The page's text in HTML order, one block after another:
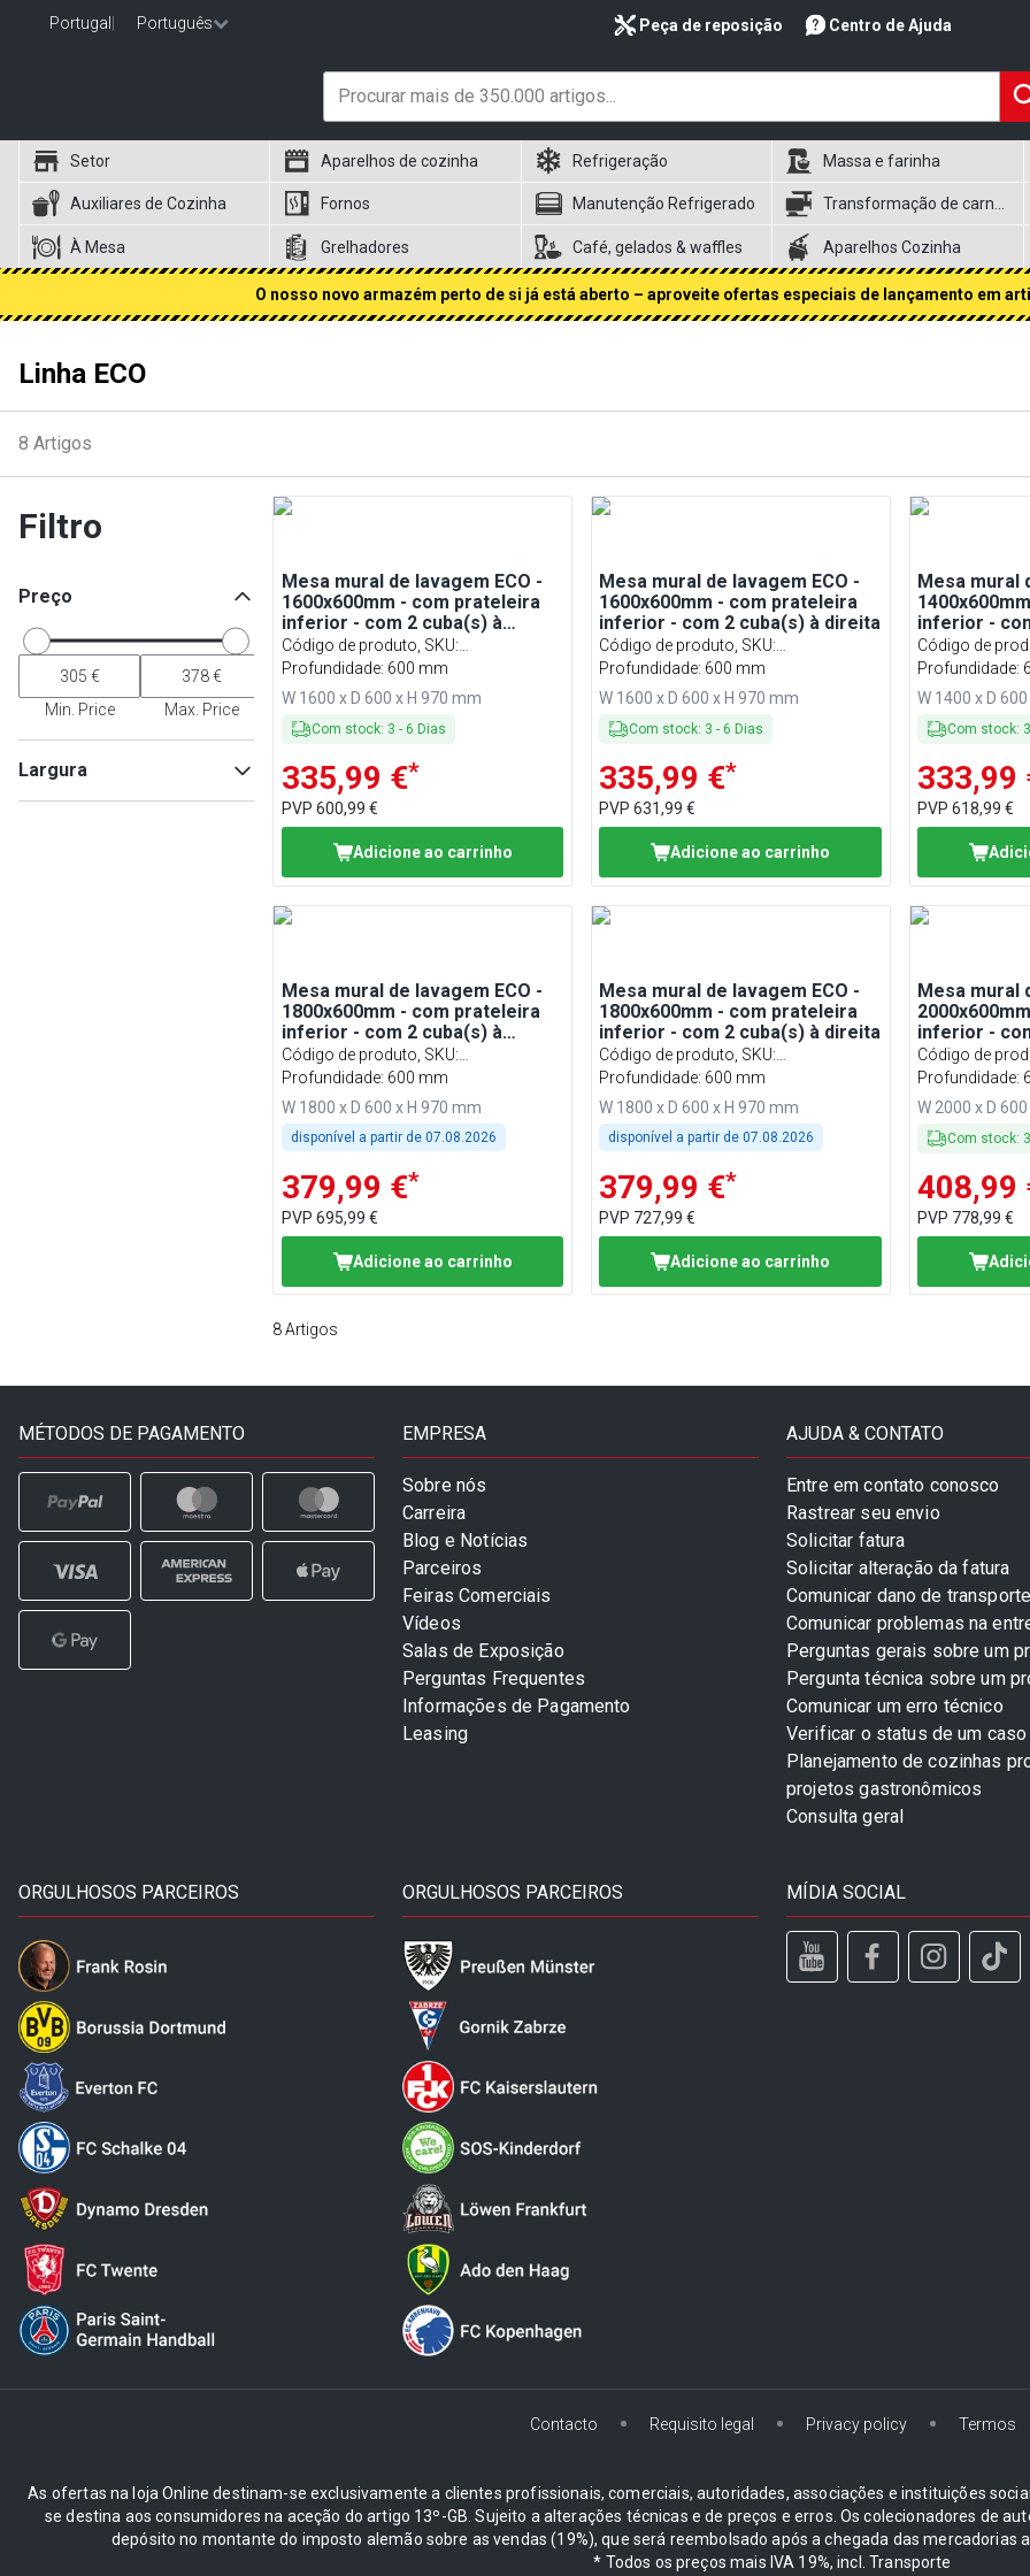
Portugal Português Peça de reposição Centro de Ajuda
Setor Aparelhos de cozinha Refrigeração Massa e farinha
Auxiliares de Cozinha Fornos Manutenção Refrigerado
À Mesa Grelhadores Café, gelados & waffles Aparelhos Cozinha
O nosso novo armazém perto de si já está aberto – aproveite ofertas especiais de lançamento em
Linha ECO
8 Artigos
Filtro
Preço
Min. Price Max. Price
Largura
Mesa mural de lavagem ECO -
1600x600mm - com prateleira
inferior - com 2 cuba(s) à
esquerda
Código de produto, SKU:
STK166BL2#ECO
Profundidade: 600 mm
W 1600 x D 600 x H 970 mm
Com stock: 3 - 6 Dias
335,99 €*
PVP 600,99 €
Adicione ao carrinho
Mesa mural de lavagem ECO -
1600x600mm - com prateleira
inferior - com 2 cuba(s) à direita
Código de produto, SKU:
STK166BR2#ECO
Profundidade: 600 mm
W 1600 x D 600 x H 970 mm
Com stock: 3 - 6 Dias
335,99 €*
PVP631,99 €
Adicione ao carrinho
Mesa mural
inferior -
esquerda
Código de
Profundidade:
W 1400 x D
Com stock: 3
333,99
PVP618,99 €
Mesa mural de lavagem ECO -
1800x600mm - com prateleira
inferior - com 2 cuba(s) à
esquerda
Código de produto, SKU:
STK186BL2#ECO
Profundidade: 600 mm
W 1800 x D 600 x H 970 mm
disponível a partir de 07.08.2026
379,99 €*
PVP 695,99 €
Adicione ao carrinho
Mesa mural de lavagem ECO -
1800x600mm - com prateleira
inferior - com 2 cuba(s) à direita
Código de produto, SKU:
STK186BR2#ECO
Profundidade: 600 mm
W 1800 x D 600 x H 970 mm
disponível a partir de07.08.2026
379,99 €*
PVP 727,99 €
Adicione ao carrinho
Mesa mural
inferior -
esquerda
Código de
Profundidade:
W 2000 x D
Com stock: 3
408,99
PVP 778,99 €
8 Artigos
MÉTODOS DE PAGAMENTO EMPRESA
Sobre nós
Carreira
Blog e Notícias
Parceiros
Feiras Comerciais
Vídeos
Salas de Exposição
Perguntas Frequentes
Informações de Pagamento
Leasing
AJUDA & CONTATO
Entre em contato conosco
Rastrear seu envio
Solicitar fatura
Solicitar alteração da fatura
Comunicar dano de transporte
Comunicar problemas na
Perguntas gerais sobre um
Pergunta técnica sobre um
Comunicar um erro técnico
Verificar o status de um
Planejamento de cozinhas
projetos gastronômicos
Consulta geral
ORGULHOSOS PARCEIROS ORGULHOSOS PARCEIROS MÍDIA SOCIAL
Contacto Requisito legal Privacy policy Termos
As ofertas na loja Online destinam-se exclusivamente a clientes profissionais, comerciais, autoridades, associações e instituições
se destina aos consumidores na aceção do artigo 13º-GB. Sujeito a alterações técnicas e de preços e erros. Os colecionadores de
depósito no montante do imposto alemão sobre as vendas (19%), que será reembolsado após a chegada das mercadorias
* Todos os preços mais IVA 19%, incl. Transporte